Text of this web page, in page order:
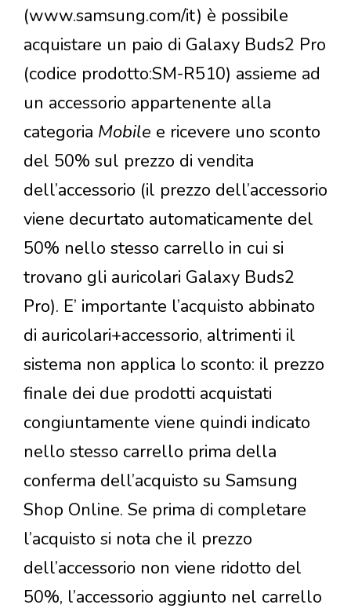
(www.samsung.com/it) è possibile
acquistare un paio di Galaxy Buds2 Pro
(codice prodotto:SM-R510) assieme ad
un accessorio appartenente alla
categoria Mobile e ricevere uno sconto
del 50% sul prezzo di vendita
dell’accessorio (il prezzo dell’accessorio
viene decurtato automaticamente del
50% nello stesso carrello in cui si
trovano gli auricolari Galaxy Buds2
Pro). E’ importante l’acquisto abbinato
di auricolari+accessorio, altrimenti il
sistema non applica lo sconto: il prezzo
finale dei due prodotti acquistati
congiuntamente viene quindi indicato
nello stesso carrello prima della
conferma dell’acquisto su Samsung
Shop Online. Se prima di completare
l’acquisto si nota che il prezzo
dell’accessorio non viene ridotto del
50%, l’accessorio aggiunto nel carrello